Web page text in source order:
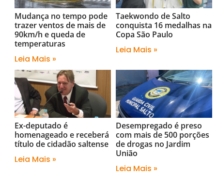
Mudança no tempo pode
trazer ventos de mais de
90km/h e queda de
temperaturas
Leia Mais »
Taekwondo de Salto
conquista 16 medalhas na
Copa São Paulo
Leia Mais »
Ex-deputado é
homenageado e receberá
título de cidadão saltense
Leia Mais »
Desempregado é preso
com mais de 500 porções
de drogas no Jardim
União
Leia Mais »